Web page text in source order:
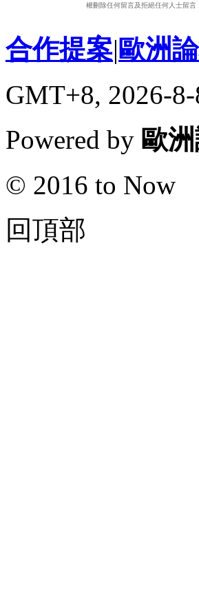
權刪除任何留言及拒絕任何人士留
合作提案|歐洲
GMT+8, 2026-
Powered by 歐
© 2016 to Now
回頂部